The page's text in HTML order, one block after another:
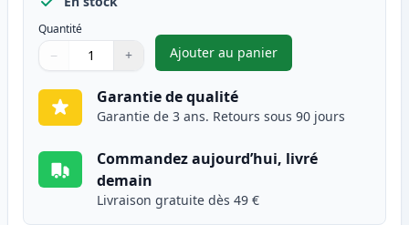
Quantité
Quantité
Utilisez les boutons pour ajuster
− +
Quantité
Ajouter au panier
,Canon CLI-581XXL
Garantie de qualité
Garantie de 3 ans. Retours sous 90 jours
Commandez aujourd’hui, livré
demain
Livraison gratuite dès 49 €